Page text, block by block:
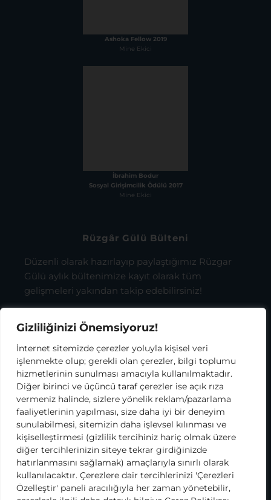
Gizliliğinizi Önemsiyoruz!
İnternet sitemizde çerezler yoluyla kişisel veri
işlenmekte olup; gerekli olan çerezler, bilgi toplumu
hizmetlerinin sunulması amacıyla kullanılmaktadır.
Diğer birinci ve üçüncü taraf çerezler ise açık rıza
vermeniz halinde, sizlere yönelik reklam/pazarlama
faaliyetlerinin yapılması, size daha iyi bir deneyim
sunulabilmesi, sitemizin daha işlevsel kılınması ve
kişiselleştirmesi (gizlilik tercihiniz hariç olmak üzere
diğer tercihlerinizin siteye tekrar girdiğinizde
hatırlanmasını sağlamak) amaçlarıyla sınırlı olarak
kullanılacaktır. Çerezlere dair tercihlerinizi 'Çerezleri
Özelleştir' paneli aracılığıyla her zaman yönetebilir,
Ashoka Fellow 2019
Mine Ekici
İbrahim Bodur
Sosyal Girişimcilik Ödülü 2017
Mine Ekici
Rüzgâr Gülü Bülteni
Düzenli olarak hazırlayıp paylaştığımız Rüzgar
Gülü aylık bültenimize kayıt olarak tüm
gelişmeleri yakından takip edebilirsiniz!
KODA Rüzgar Gülü Aydınlatma Metni
Kapsamı’nda bilgilenmiş olarak, bu
kapsamda tarafıma elektronik ticari ileti
gönderilmesini ve kişisel verilerimin
KODA’nın süreçte destek aldığı iş ortakları ve
tedarikçileriyle paylaşılmasını onaylıyorum.
Bilgilendirme metnini okumak için tıklayınız.